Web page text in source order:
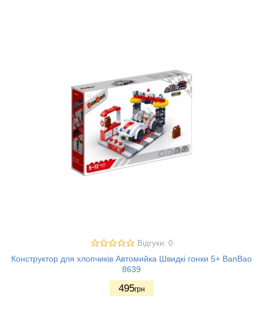
Відгуки: 0
Конструктор для хлопчиків Автомийка Швидкі гонки 5+ BanBao
8639
495грн